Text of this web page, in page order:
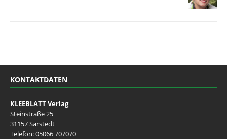
KONTAKTDATEN
KLEEBLATT Verlag
Steinstraße 25
31157 Sarstedt
Telefon:05066 707070